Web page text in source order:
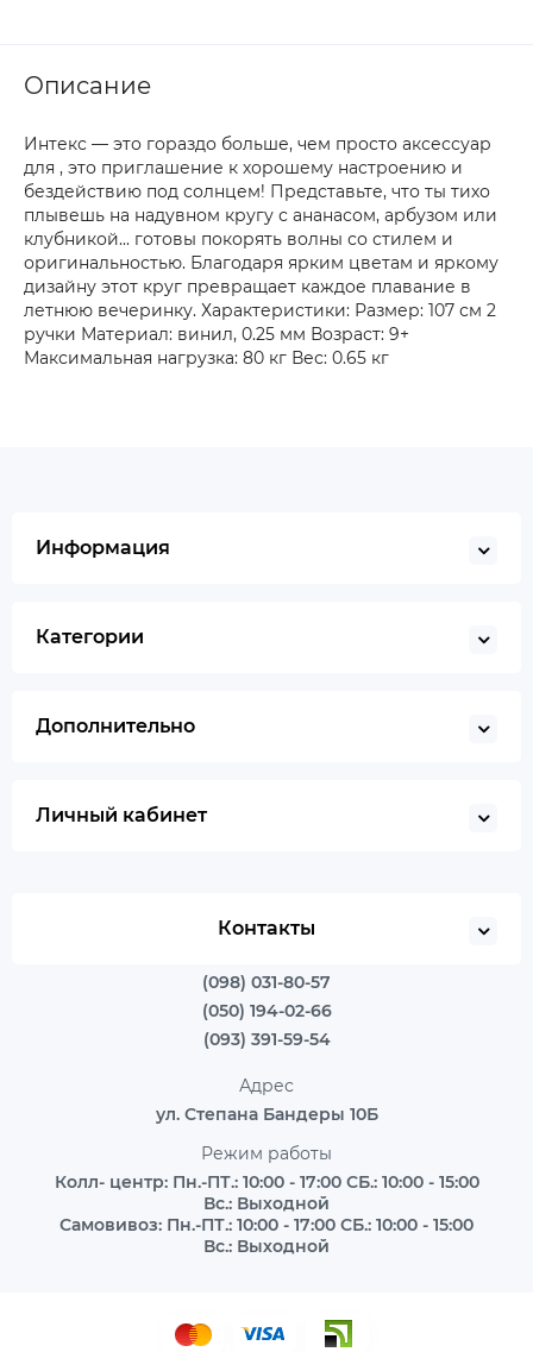
Описание
Интекс — это гораздо больше, чем просто аксессуар
для , это приглашение к хорошему настроению и
бездействию под солнцем! Представьте, что ты тихо
плывешь на надувном кругу с ананасом, арбузом или
клубникой... готовы покорять волны со стилем и
оригинальностью. Благодаря ярким цветам и яркому
дизайну этот круг превращает каждое плавание в
летнюю вечеринку. Характеристики: Размер: 107 см 2
ручки Материал: винил, 0.25 мм Возраст: 9+
Максимальная нагрузка: 80 кг Вес: 0.65 кг
Информация
Категории
Дополнительно
Личный кабинет
Контакты
(098) 031-80-57
(050) 194-02-66
(093) 391-59-54
Адрес
ул. Степана Бандеры 10Б
Режим работы
Колл- центр: Пн.-ПТ.: 10:00 - 17:00 СБ.: 10:00 - 15:00
Вс.: Выходной
Самовивоз: Пн.-ПТ.: 10:00 - 17:00 СБ.: 10:00 - 15:00
Вс.: Выходной